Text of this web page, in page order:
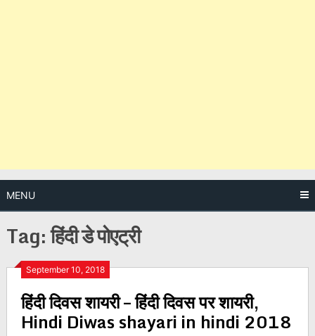
MENU
Tag:हिंदी डे पोएट्री
September 10, 2018
हिंदी दिवस शायरी – हिंदी दिवस पर शायरी,
Hindi Diwas shayari in hindi 2018
Posts
navigation